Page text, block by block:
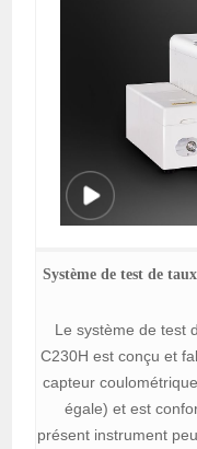
Système de test de
Le système de test
C230H est conçu et
capteur
égale) et est
présent instrument